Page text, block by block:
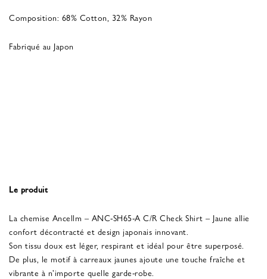
Composition: 68% Cotton, 32% Rayon
Fabriqué au Japon
Le produit
La chemise Ancellm – ANC-SH65-A C/R Check Shirt – Jaune allie
confort décontracté et design japonais innovant.
Son tissu doux est léger, respirant et idéal pour être superposé.
De plus, le motif à carreaux jaunes ajoute une touche fraîche et
vibrante à n'importe quelle garde-robe.